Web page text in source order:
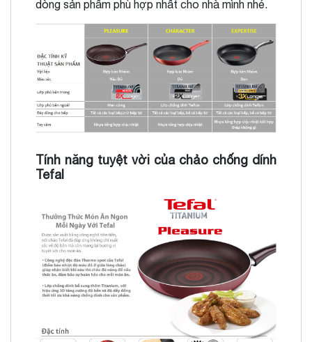
dòng sản phẩm phù hợp nhất cho nhà mình nhé.
Tính năng tuyệt vời của chảo chống dính
Tefal